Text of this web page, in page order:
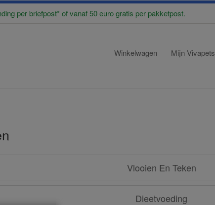
per briefpost* of vanaf 50 euro gratis per pakketpost.
Winkelwagen Mijn Vivapets
Vlooien En Teken
Dieetvoeding